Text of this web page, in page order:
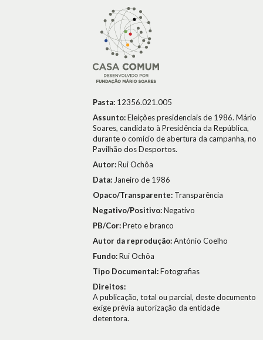
Pasta: 12356.021.005
Assunto:Eleições presidenciais de 1986. Mário
Soares, candidato à Presidência da República,
durante o comício de abertura da campanha, no
Pavilhão dos Desportos.
Autor:Rui Ochôa
Data: Janeiro de 1986
Opaco/Transparente: Transparência
Negativo/Positivo:Negativo
PB/Cor:Preto e branco
Autor da reprodução:António Coelho
Fundo:Rui Ochôa
Tipo Documental:Fotografias
Direitos:
A publicação, total ou parcial, deste documento
exige prévia autorização da entidade
detentora.